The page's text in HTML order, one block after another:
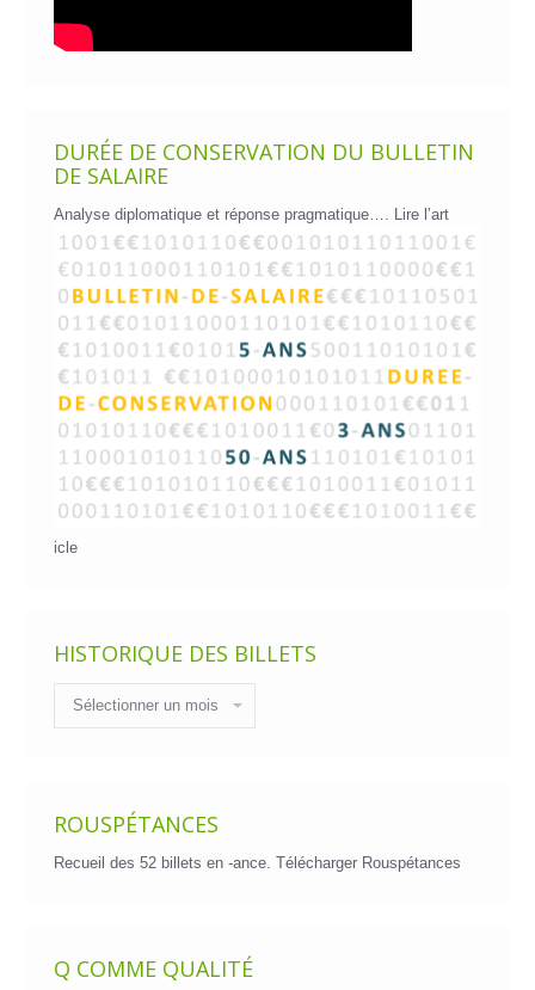
DURÉE DE CONSERVATION DU BULLETIN
DE SALAIRE
Analyse diplomatique et réponse pragmatique…. Lire l’art
icle
HISTORIQUE DES BILLETS
des
billets
ROUSPÉTANCES
Recueil des 52 billets en -ance. Télécharger Rouspétances
Q COMME QUALITÉ